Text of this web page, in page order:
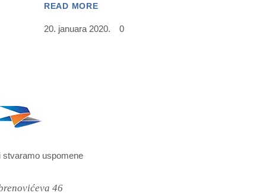
READ MORE
20. januara 2020. 0
stvaramo uspomene
46